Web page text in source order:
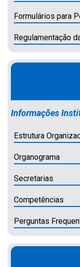
Formulários para
Regulamentação
Informações
Estrutura
Organograma
Secretarias
Competências
Perguntas